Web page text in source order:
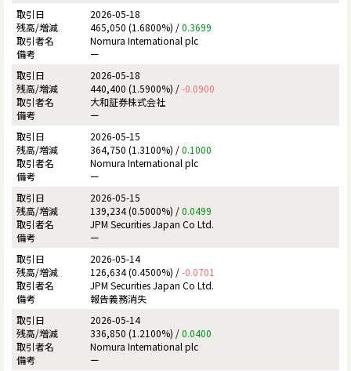
2026-05-18
465,050 (1.6800%) /0.3699
Nomura International plc
ー
2026-05-18
440,400 (1.5900%) /-0.0900
大和証券株式会社
ー
2026-05-15
364,750 (1.3100%) /0.1000
Nomura International plc
ー
2026-05-15
139,234 (0.5000%) /0.0499
JPM Securities Japan Co Ltd.
ー
2026-05-14
126,634 (0.4500%) /-0.0701
JPM Securities Japan Co Ltd.
報告義務消失
2026-05-14
336,850 (1.2100%) /0.0400
Nomura International plc
ー